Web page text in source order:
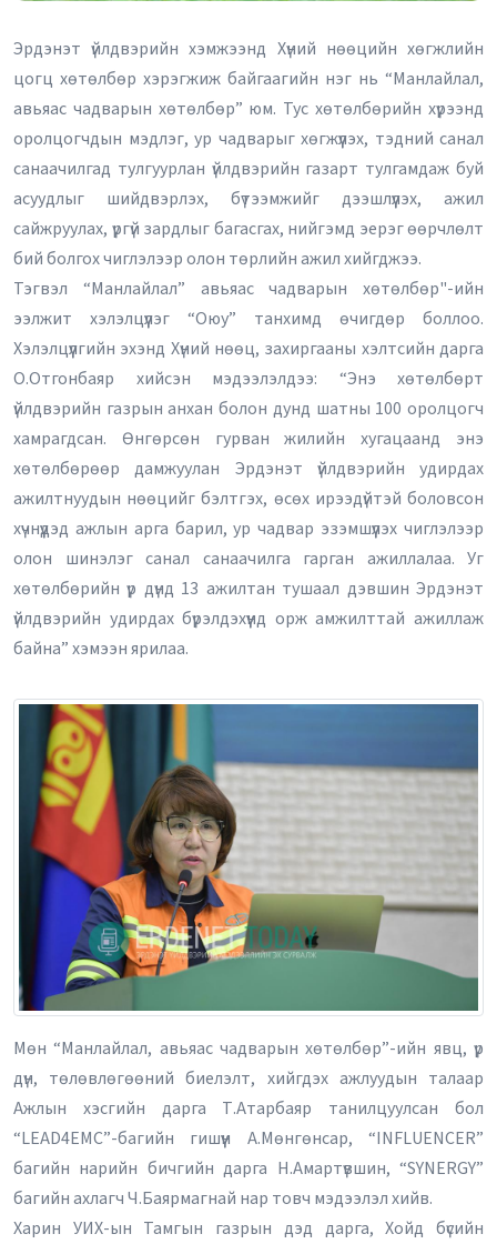
Эрдэнэт үйлдвэрийн хэмжээнд Хүний нөөцийн хөгжлийн
цогц хөтөлбөр хэрэгжиж байгаагийн нэг нь “Манлайлал,
авьяас чадварын хөтөлбөр” юм. Тус хөтөлбөрийн хүрээнд
оролцогчдын мэдлэг, ур чадварыг хөгжүүлэх, тэдний санал
санаачилгад тулгуурлан үйлдвэрийн газарт тулгамдаж буй
асуудлыг шийдвэрлэх, бүтээмжийг дээшлүүлэх, ажил
сайжруулах, үргүй зардлыг багасгах, нийгэмд эерэг өөрчлөлт
бий болгох чиглэлээр олон төрлийн ажил хийгджээ.
Тэгвэл “Манлайлал” авьяас чадварын хөтөлбөр"-ийн
ээлжит хэлэлцүүлэг “Оюу” танхимд өчигдөр боллоо.
Хэлэлцүүлгийн эхэнд Хүний нөөц, захиргааны хэлтсийн дарга
О.Отгонбаяр хийсэн мэдээлэлдээ: “Энэ хөтөлбөрт
үйлдвэрийн газрын анхан болон дунд шатны 100 оролцогч
хамрагдсан. Өнгөрсөн гурван жилийн хугацаанд энэ
хөтөлбөрөөр дамжуулан Эрдэнэт үйлдвэрийн удирдах
ажилтнуудын нөөцийг бэлтгэх, өсөх ирээдүйтэй боловсон
хүчнүүдэд ажлын арга барил, ур чадвар эзэмшүүлэх чиглэлээр
олон шинэлэг санал санаачилга гарган ажиллалаа. Уг
хөтөлбөрийн үр дүнд 13 ажилтан тушаал дэвшин Эрдэнэт
үйлдвэрийн удирдах бүрэлдэхүүнд орж амжилттай ажиллаж
байна” хэмээн ярилаа.
Мөн “Манлайлал, авьяас чадварын хөтөлбөр”-ийн явц, үр
дүн, төлөвлөгөөний биелэлт, хийгдэх ажлуудын талаар
Ажлын хэсгийн дарга Т.Атарбаяр танилцуулсан бол
“LEAD4EMC”-багийн гишүүн А.Мөнгөнсар, “INFLUENCER”
багийн нарийн бичгийн дарга Н.Амартүвшин, “SYNERGY”
багийн ахлагч Ч.Баярмагнай нар товч мэдээлэл хийв.
Харин УИХ-ын Тамгын газрын дэд дарга, Хойд бүсийн